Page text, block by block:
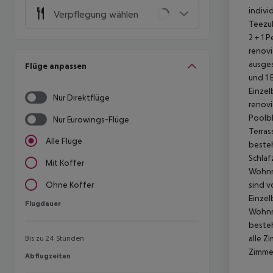
Verpflegung wählen
Flüge anpassen
Nur Direktflüge
Nur Eurowings-Flüge
Alle Flüge
Mit Koffer
Ohne Koffer
Flugdauer
Flugdauer
Bis zu 24 Stunden
Abflugzeiten
Abflugzeiten
2 + 1
und 1
sind
alle